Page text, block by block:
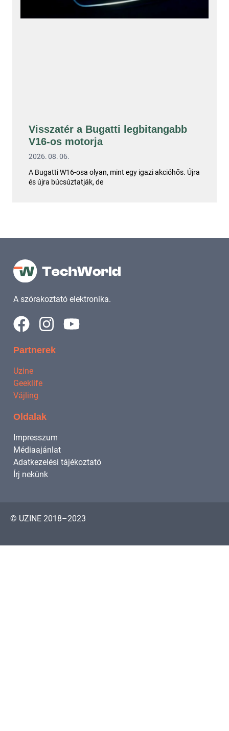
Visszatér a Bugatti legbitangabb
V16-os motorja
2026. 08. 06.
A Bugatti W16-osa olyan, mint egy igazi akcióhős. Újra
és újra búcsúztatják, de
A szórakoztató elektronika.
Partnerek
Uzine
Geeklife
Vájling
Oldalak
Impresszum
Médiaajánlat
Adatkezelési tájékoztató
Írj nekünk
© UZINE 2018–2023